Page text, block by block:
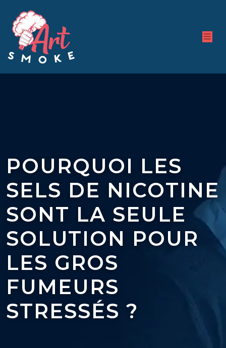
POURQUOI LES
SELS DE NICOTINE
SONT LA SEULE
SOLUTION POUR
LES GROS
FUMEURS
STRESSÉS ?